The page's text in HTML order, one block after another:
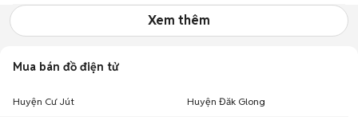
Xem thêm
Mua bán đồ điện tử
Huyện Cư Jút Huyện Đăk Glong